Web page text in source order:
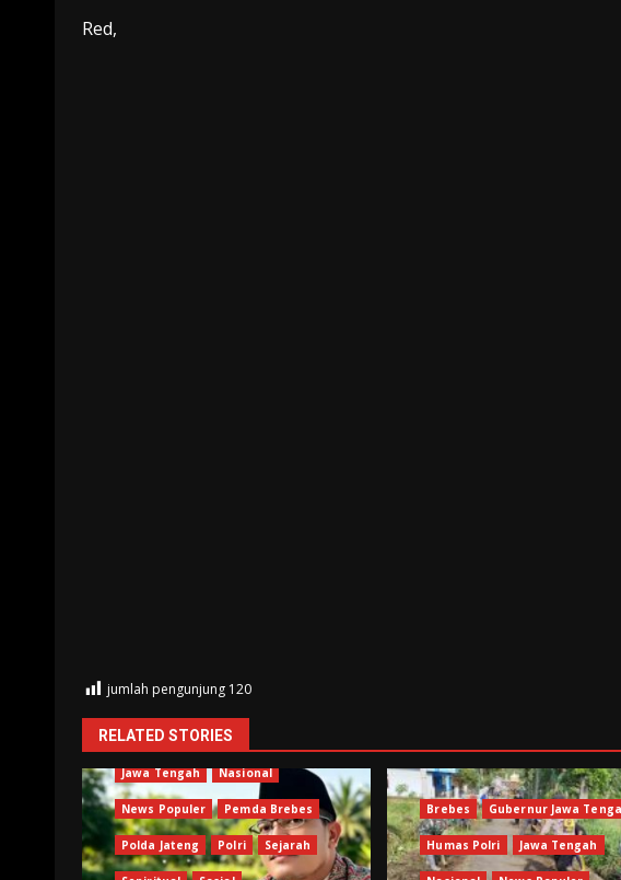
Red,
jumlah pengunjung 120
RELATED STORIES
Brebes Humas Polri
Jawa Tengah Nasional
News Populer Pemda Brebes
Polda Jateng Polri Sejarah
Brebes Gubernur Jawa
Humas Polri Jawa Tengah